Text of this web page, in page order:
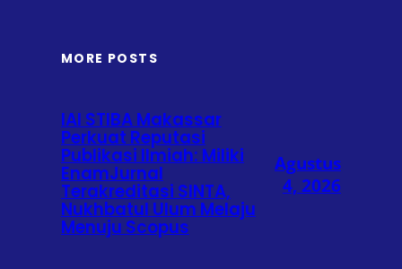
MORE POSTS
IAI STIBA Makassar
Perkuat Reputasi
Publikasi Ilmiah: Miliki
EnamJurnal
Terakreditasi SINTA,
Nukhbatul Ulum Melaju
Menuju Scopus
Agustus
4, 2026